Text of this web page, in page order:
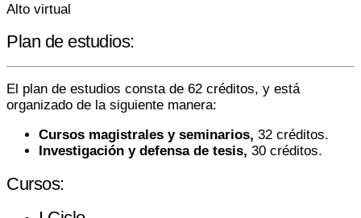
Alto virtual
Plan de estudios:
El plan de estudios consta de 62 créditos, y está
organizado de la siguiente manera:
Cursos magistrales y seminarios, 32 créditos.
Investigación y defensa de tesis, 30 créditos.
Cursos: